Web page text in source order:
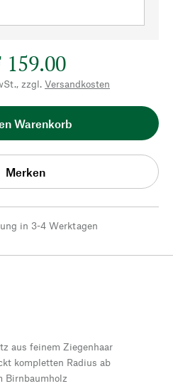
159.00
zzgl. Versandkosten
Warenkorb
Merken
in 3-4 Werktagen
aus feinem Ziegenhaar
kompletten Radius ab
Birnbaumholz